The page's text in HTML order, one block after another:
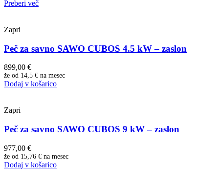
Preberi več
Zapri
Peč za savno SAWO CUBOS 4.5 kW – zaslon
899,00 €
že od 14,5 € na mesec
Dodaj v košarico
Zapri
Peč za savno SAWO CUBOS 9 kW – zaslon
977,00 €
že od 15,76 € na mesec
Dodaj v košarico